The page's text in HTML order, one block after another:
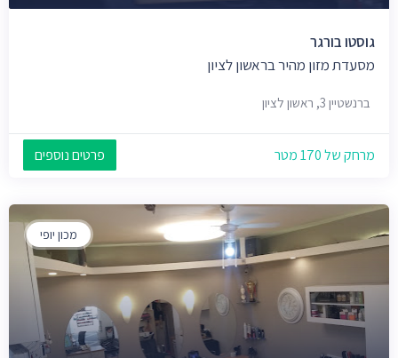
גוסטו בורגר
מסעדת מזון מהיר בראשון לציון
ברנשטיין 3, ראשון לציון
מרחק של 170 מטר פרטים נוספים
מכון יופי